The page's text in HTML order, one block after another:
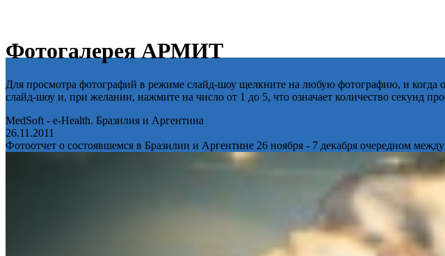
Фотогалерея АРМИТ
Для просмотра фотографий в режиме слайд-шоу щелкните на любую фотографию, и когда
слайд-шоу и, при желании, нажмите на число от 1 до 5, что означает количество секунд
MedSoft - e-Health. Бразилия и Аргентина
26.11.2011
Фотоотчет о состоявшемся в Бразилии и Аргентине 26 ноября - 7 декабря очередном